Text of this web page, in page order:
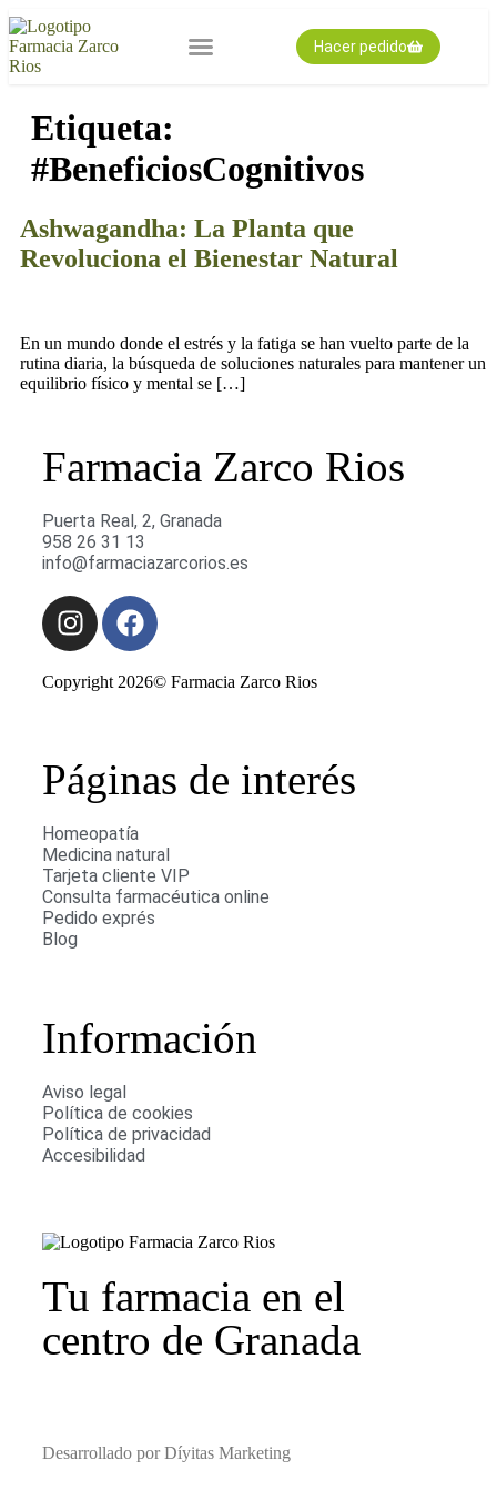
Hacer pedido
Etiqueta:
#BeneficiosCognitivos
Ashwagandha: La Planta que
Revoluciona el Bienestar Natural
En un mundo donde el estrés y la fatiga se han vuelto parte de la
rutina diaria, la búsqueda de soluciones naturales para mantener un
equilibrio físico y mental se […]
Farmacia Zarco Rios
Puerta Real, 2, Granada
958 26 31 13
info@farmaciazarcorios.es
Copyright 2026© Farmacia Zarco Rios
Páginas de interés
Homeopatía
Medicina natural
Tarjeta cliente VIP
Consulta farmacéutica online
Pedido exprés
Blog
Información
Aviso legal
Política de cookies
Política de privacidad
Accesibilidad
Tu farmacia en el
centro de Granada
Desarrollado por Díyitas Marketing